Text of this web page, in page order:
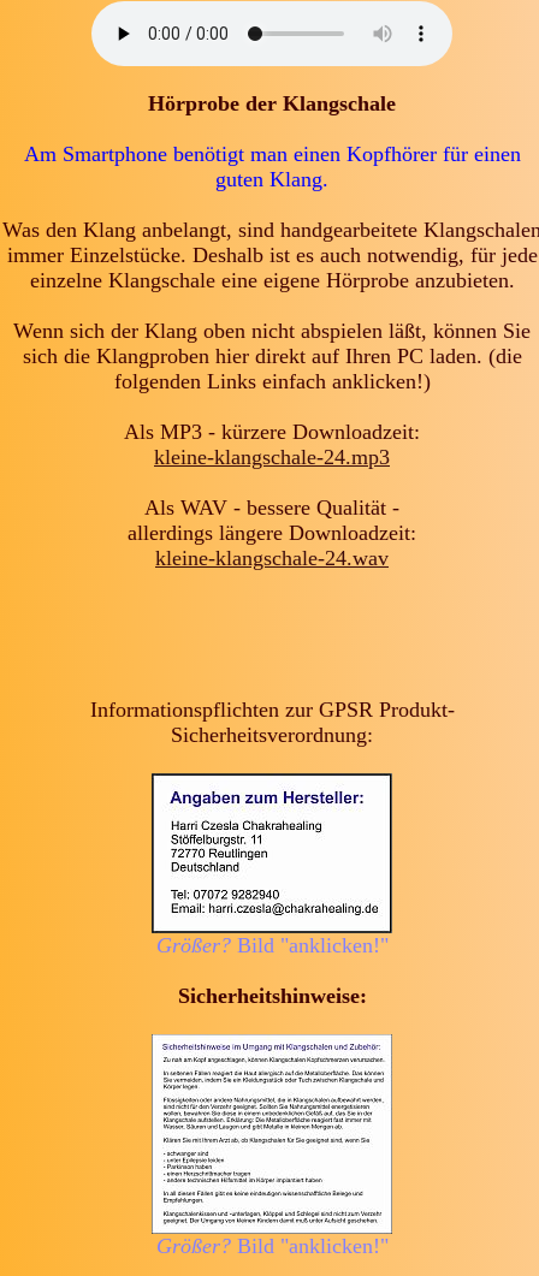
Hörprobe der Klangschale
Am Smartphone benötigt man einen Kopfhörer für einen
guten Klang.
Was den Klang anbelangt, sind handgearbeitete
immer Einzelstücke. Deshalb ist es auch notwendig, für jede
einzelne Klangschale eine eigene Hörprobe anzubieten.
Wenn sich der Klang oben nicht abspielen läßt, können Sie
sich die Klangproben hier direkt auf Ihren PC laden. (die
folgenden Links einfach anklicken!)
Als MP3 - kürzere Downloadzeit:
kleine-klangschale-24.mp3
Als WAV - bessere Qualität -
allerdings längere Downloadzeit:
kleine-klangschale-24.wav
Informationspflichten zur GPSR Produkt-
Sicherheitsverordnung:
Größer?Bild "anklicken!"
Sicherheitshinweise:
Größer?Bild "anklicken!"